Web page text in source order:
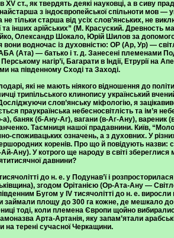
ст., як твердять деякі науковці, а в сиву
з індоєвропейської спільноти мов —
тільки старша від усіх слов’янських, не
та інших арійських” (М. Красуский. Древность
Олександр Шокало, Юрій Шилов за
вони водночас із духовністю: ОР (Ар, Ур) —
— батько і т. д. Занесені племенами
нагір’ї, Багарати в Індії, Етрурії на
на південному Сході та Заході.
які не мають ніякого відношення до
трипільського клинопису український
слов’янську міфологію, я
праукраїнська небесносвітлість та ім’я
баняк (б-Ану-Аг), вагани (в-Аг-Ану), вареник
Таємниця нашої прадавнини. Київ,
споживацьких означень, а з духовних. У
коренів. Про що й повідують назви:
Ану). У котрого ще народу в світі збереглися
давнини?
до н. е. у Подунав’ї і
згодом Орітанією (Ор-Ата-Ану —
Бугом у IV тисячолітті до н. е. виросли
займали площу до 300 га кожне, де мешкало до
тоді, коли племена Європи щойно
Арта-Артанія, яку запам’ятали
на терені сучасної Черкащини.